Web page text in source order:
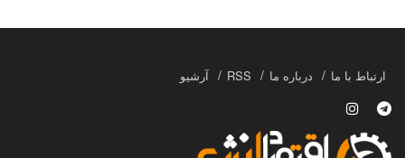
ارتباط با ما درباره ما RSS آرشیو